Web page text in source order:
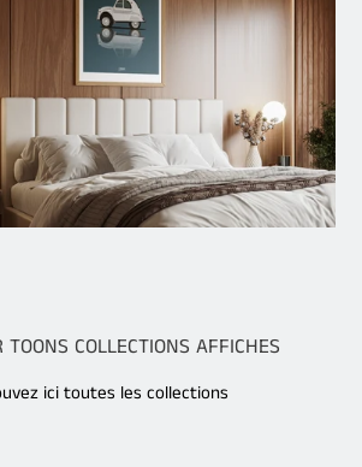
TOONS COLLECTIONS AFFICHES
ici toutes les collections